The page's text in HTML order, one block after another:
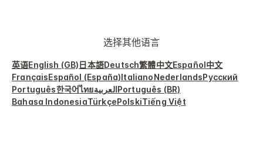
选择其他语言
英语English (GB)日本語Deutsch繁體中文Español中文
FrançaisEspañol (España)ItalianoNederlandsРусский
Português한국어ไทยالعربيةPortuguês (BR)
Bahasa IndonesiaTürkçePolskiTiếng Việt